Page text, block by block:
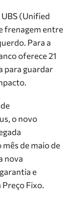
(Unified
frenagem entre
Para a
oferece 21
para guardar
o novo
de maio de
nova
e
Fixo.